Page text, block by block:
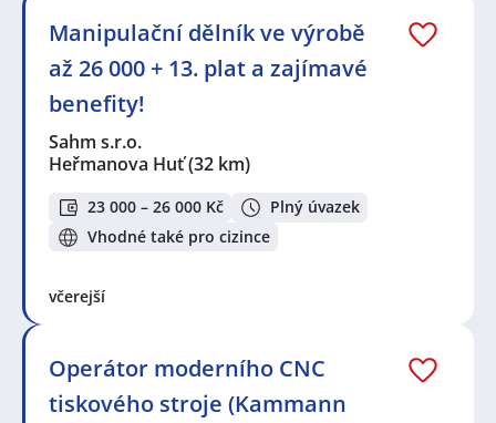
Manipulační dělník ve výrobě
až 26 000 + 13. plat a zajímavé
benefity!
Sahm s.r.o.
Heřmanova Huť(32 km)
23 000 – 26 000 Kč
Plný úvazek
Vhodné také pro cizince
včerejší
Operátor moderního CNC
tiskového stroje (Kammann